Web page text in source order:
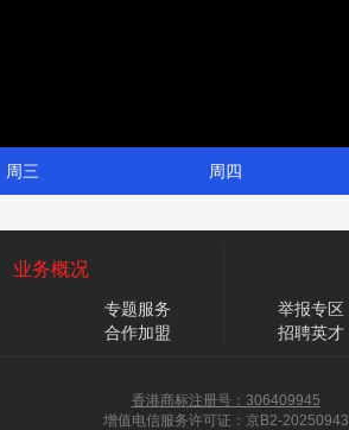
周三 周四
业务概况
专题服务
合作加盟
举报专区
招聘英才
香港商标注册号：306409945
增值电信服务许可证：京B2-20250943